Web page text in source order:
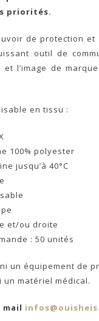
priorités.
de protection et
outil de
l’image de
en tissu :
100% polyester
jusqu’à 40°C
et/ou droite
: 50 unités
un équipement de
un matériel médical.
mail